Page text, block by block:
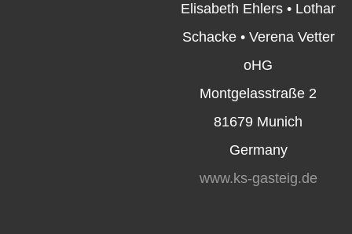
Elisabeth Ehlers • Lothar
Schacke • Verena Vetter
oHG
Montgelasstraße 2
81679 Munich
Germany
www.ks-gasteig.de